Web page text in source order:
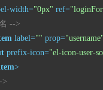
width="0px" ref=
-->
label="" prop="username"
prefix-icon="el-icon-user-
>
>